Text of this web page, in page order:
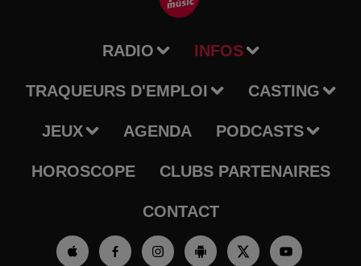
RADIO INFOS
TRAQUEURS D'EMPLOI CASTING
JEUX AGENDA PODCASTS
HOROSCOPE CLUBS PARTENAIRES
CONTACT